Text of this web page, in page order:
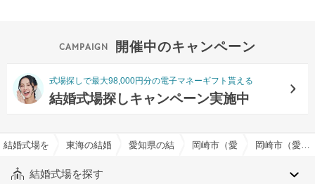
開催中のキャンペーン
式場探しで最大98,000円分の電子マネーギフト貰える
結婚式場探しキャンペーン実施中
結婚式場を探すならハナユメ
東海の結婚式場愛知県の結婚式場岡崎市（愛知県）の結婚式場
結婚式場を探す